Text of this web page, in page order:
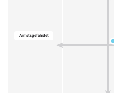
Armutsgefährdet